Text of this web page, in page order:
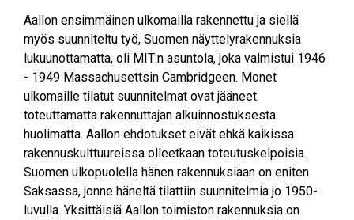
Aallon ensimmäinen ulkomailla rakennettu ja siellä
myös suunniteltu työ, Suomen näyttelyrakennuksia
lukuunottamatta, oli MIT:n asuntola, joka valmistui 1946
- 1949 Massachusettsin Cambridgeen. Monet
ulkomaille tilatut suunnitelmat ovat jääneet
toteuttamatta rakennuttajan alkuinnostuksesta
huolimatta. Aallon ehdotukset eivät ehkä kaikissa
rakennuskulttuureissa olleetkaan toteutuskelpoisia.
Suomen ulkopuolella hänen rakennuksiaan on eniten
Saksassa, jonne häneltä tilattiin suunnitelmia jo 1950-
luvulla. Yksittäisiä Aallon toimiston rakennuksia on